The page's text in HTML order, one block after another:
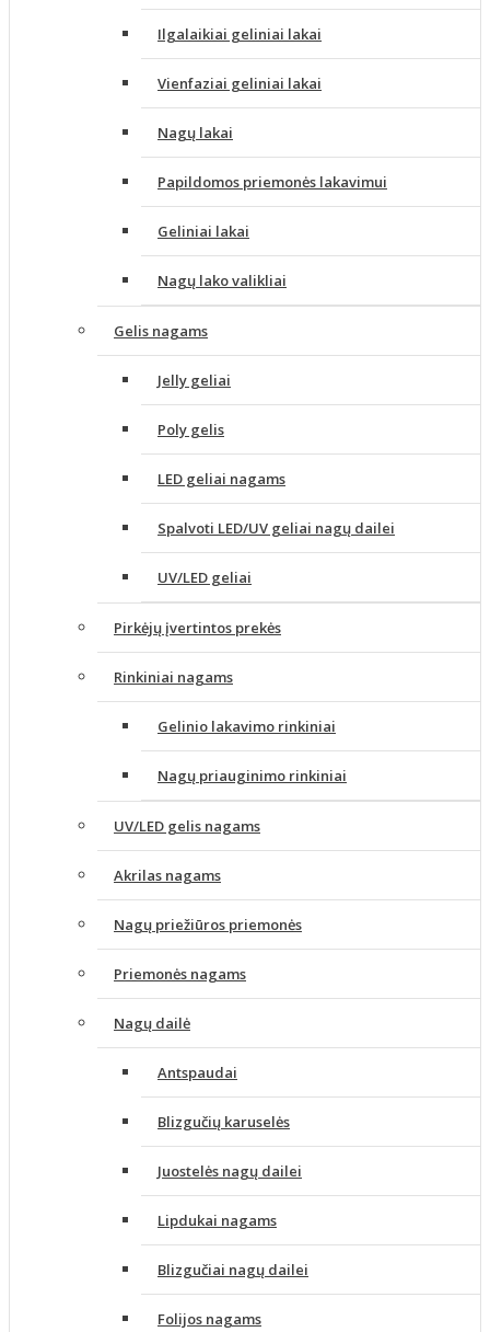
Ilgalaikiai geliniai lakai
Vienfaziai geliniai lakai
Nagų lakai
Papildomos priemonės lakavimui
Geliniai lakai
Nagų lako valikliai
Gelis nagams
Jelly geliai
Poly gelis
LED geliai nagams
Spalvoti LED/UV geliai nagų dailei
UV/LED geliai
Pirkėjų įvertintos prekės
Rinkiniai nagams
Gelinio lakavimo rinkiniai
Nagų priauginimo rinkiniai
UV/LED gelis nagams
Akrilas nagams
Nagų priežiūros priemonės
Priemonės nagams
Nagų dailė
Antspaudai
Blizgučių karuselės
Juostelės nagų dailei
Lipdukai nagams
Blizgučiai nagų dailei
Folijos nagams